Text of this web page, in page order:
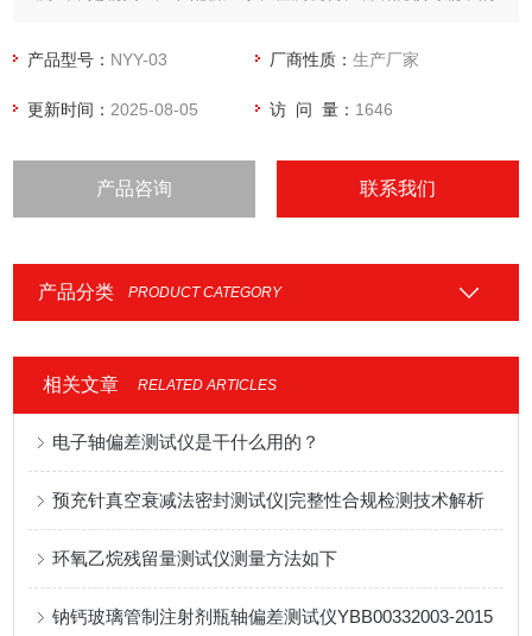
产品型号： NYY-03 厂商性质：生产厂家
更新时间： 2025-08-05 访 问 量： 1646
产品咨询 联系我们
产品分类 PRODUCT CATEGORY
相关文章 RELATED ARTICLES
电子轴偏差测试仪是干什么用的？
预充针真空衰减法密封测试仪|完整性合规检测技术解析
环氧乙烷残留量测试仪测量方法如下
钠钙玻璃管制注射剂瓶轴偏差测试仪YBB00332003-2015